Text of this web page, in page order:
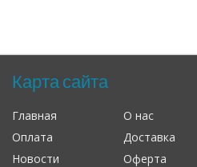
Карта сайта
Главная О нас
Оплата
Доставка
Новости
Оферта